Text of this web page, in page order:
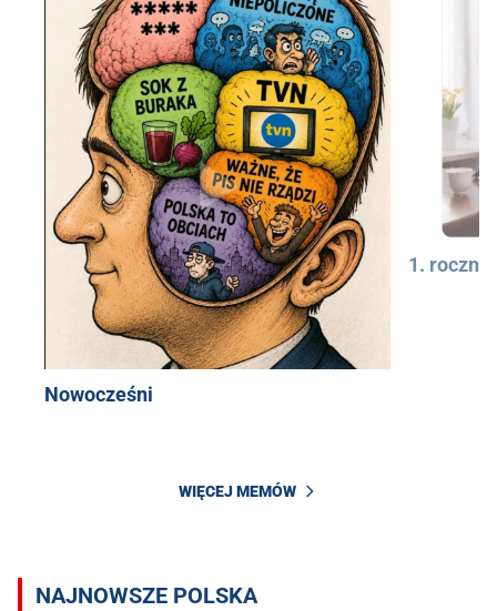
Nowocześni
1.
WIĘCEJ MEMÓW
NAJNOWSZE POLSKA